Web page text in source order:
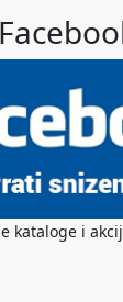
kataloge i